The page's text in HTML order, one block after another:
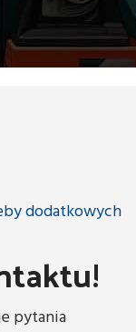
dodatkowych
pytania